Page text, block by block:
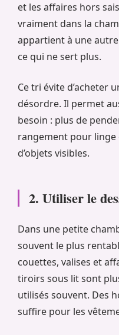
et les affaires hors
vraiment dans la
appartient à une
ce qui ne sert plus.
Ce tri évite d’acheter
désordre. Il permet
besoin : plus de
rangement pour
d’objets visibles.
2. Utiliser le
Dans une petite
souvent le plus
couettes, valises et
tiroirs sous lit sont
utilisés souvent. Des
suffire pour les